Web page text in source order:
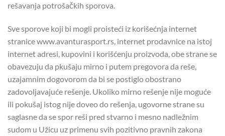
rešavanja potrošačkih sporova.
Sve sporove koji bi mogli proisteći iz korišećnja internet
stranice www.avanturasport.rs, internet prodavnice na istoj
internet adresi, kupovini i korišćenju proizvoda, obe strane se
obavezuju da pkušaju mirno i putem pregovora da reše,
uzajamnim dogovorom da bi se postiglo obostrano
zadovoljavajuće rešenje. Ukoliko mirno rešenje nije moguće
ili pokušaj istog nije doveo do rešenja, ugovorne strane su
saglasne da se spor reši pred stvarno i mesno nadležnim
sudom u Užicu uz primenu svih pozitivno pravnih zakona